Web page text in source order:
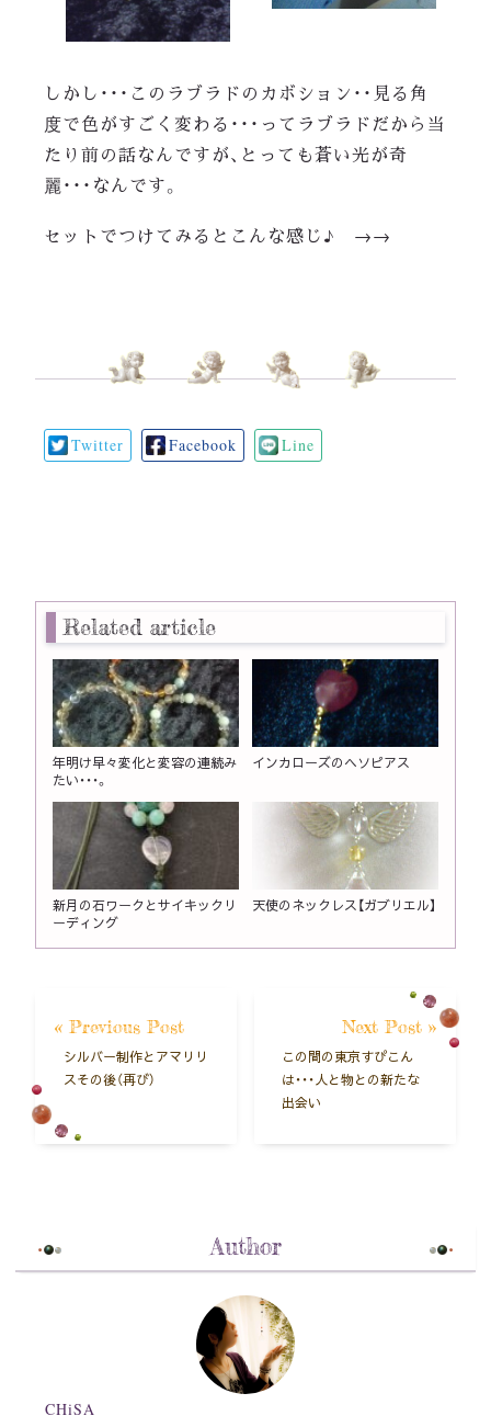
しかし・・・このラブラドのカボション・・見る角
度で色がすごく変わる・・・ってラブラドだから当
たり前の話なんですが、とっても蒼い光が奇
麗・・・なんです。
セットでつけてみるとこんな感じ♪ →→
Twitter Facebook Line
Related article
年明け早々変化と変容の連続み
たい・・・。
インカローズのヘソピアス
新月の石ワークとサイキックリ
ーディング
天使のネックレス【ガブリエル】
« Previous Post
シルバー制作とアマリリ
スその後（再び）
Next Post »
この間の東京すぴこん
は・・・人と物との新たな
出会い
Author
CHiSA